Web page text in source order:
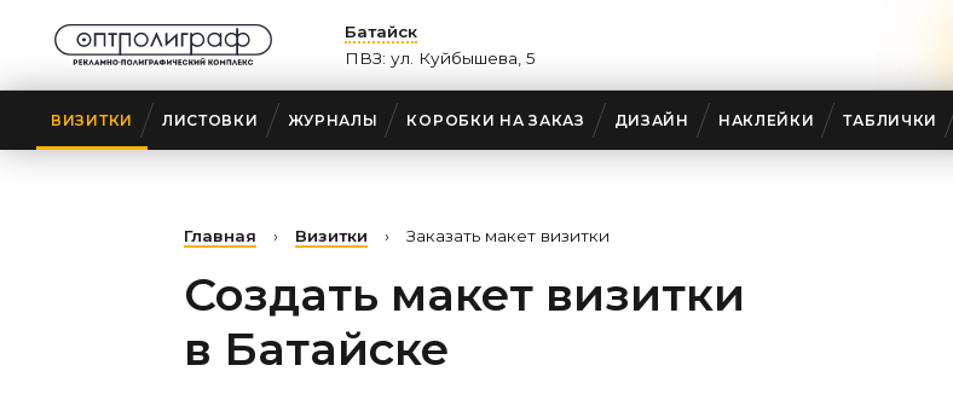
Батайск
ПВЗ: ул. Куйбышева, 5
ВИЗИТКИ ЛИСТОВКИ ЖУРНАЛЫ КОРОБКИ НА ЗАКАЗ ДИЗАЙН НАКЛЕЙКИ ТАБЛИЧКИ
Главная › Визитки › Заказать макет визитки
Создать макет визитки
в Батайске